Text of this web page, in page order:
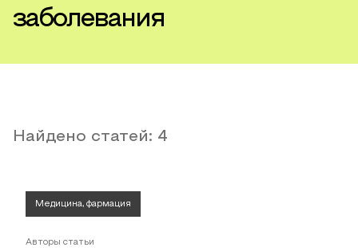
заболевания
Найдено статей: 4
Медицина, фармация
Авторы статьи